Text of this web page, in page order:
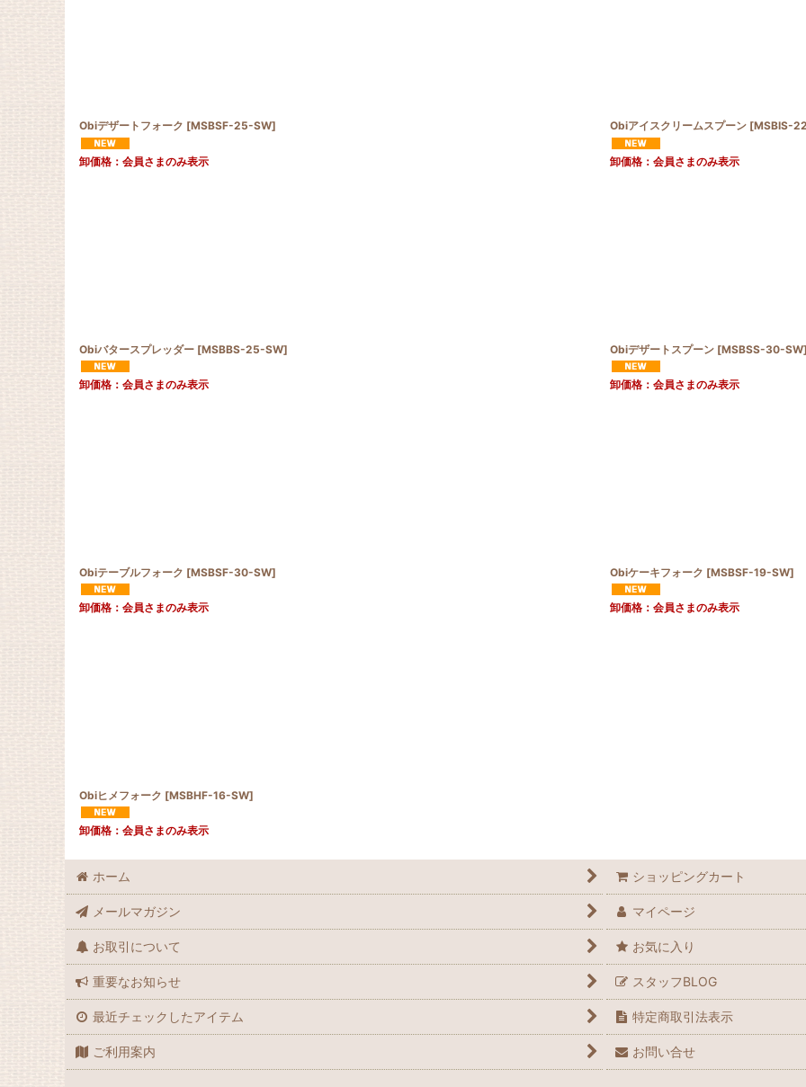
Obiデザートフォーク [MSBSF-25-SW]
卸価格：会員さまのみ表示
Obiアイスクリームスプーン [MSBIS-
卸価格：会員さまのみ表示
Obiバタースプレッダー [MSBBS-25-SW]
卸価格：会員さまのみ表示
Obiデザートスプーン [MSBSS-30-SW
卸価格：会員さまのみ表示
Obiテーブルフォーク [MSBSF-30-SW]
卸価格：会員さまのみ表示
Obiケーキフォーク [MSBSF-19-SW]
卸価格：会員さまのみ表示
Obiヒメフォーク [MSBHF-16-SW]
卸価格：会員さまのみ表示
ホーム ショッピングカート
メールマガジン マイページ
お取引について お気に入り
重要なお知らせ スタッフBLOG
最近チェックしたアイテム 特定商取引法表示
ご利用案内 お問い合せ